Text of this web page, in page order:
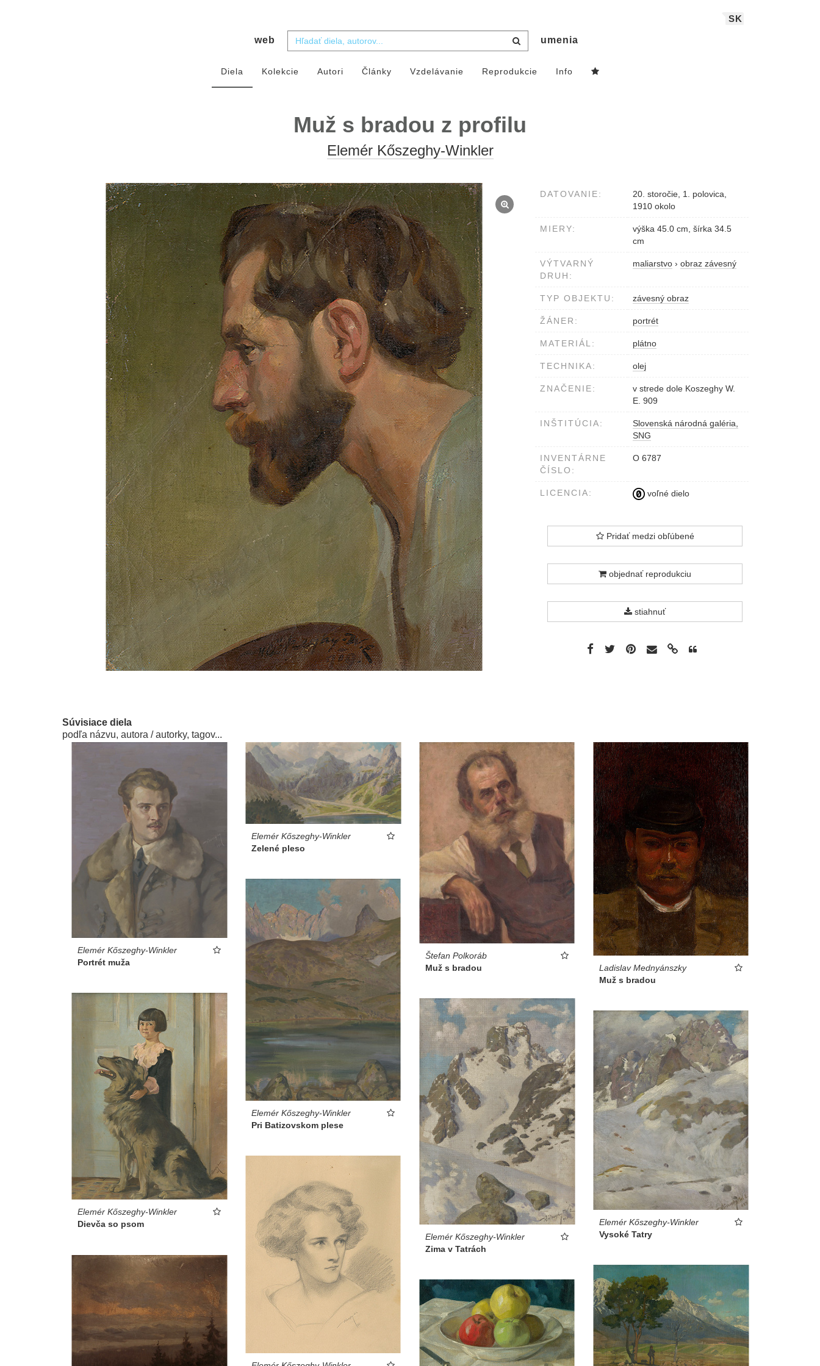
SK
web umenia
Diela Kolekcie Autori Články Vzdelávanie Reprodukcie Info
Muž s bradou z profilu
Elemér Kőszeghy-Winkler
DATOVANIE:
20. storočie, 1. polovica,
1910 okolo
MIERY:
výška 45.0 cm, šírka 34.5
cm
VÝTVARNÝ
DRUH:
maliarstvo › obraz závesný
TYP OBJEKTU: závesný obraz
ŽÁNER: portrét
MATERIÁL: plátno
TECHNIKA: olej
ZNAČENIE:
v strede dole Koszeghy W.
E. 909
INŠTITÚCIA:
Slovenská národná galéria,
SNG
INVENTÁRNE
ČÍSLO:
O 6787
LICENCIA: voľné dielo
Pridať medzi obľúbené
objednať reprodukciu
stiahnuť
Súvisiace diela
podľa názvu, autora / autorky, tagov...
Elemér Kőszeghy-Winkler
Portrét muža
Elemér Kőszeghy-Winkler
Zelené pleso
Štefan Polkoráb
Muž s bradou
Ladislav Mednyánszky
Muž s bradou
Elemér Kőszeghy-Winkler
Pri Batizovskom plese
Elemér Kőszeghy-Winkler
Dievča so psom
Elemér Kőszeghy-Winkler
Zima v Tatrách
Elemér Kőszeghy-Winkler
Vysoké Tatry